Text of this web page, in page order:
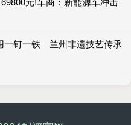
一钉一铁 兰州非遗技艺传承